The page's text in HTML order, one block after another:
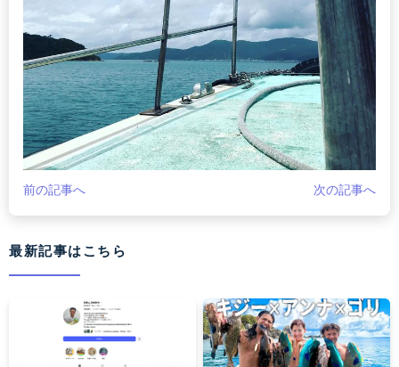
前の記事へ 次の記事へ
最新記事はこちら